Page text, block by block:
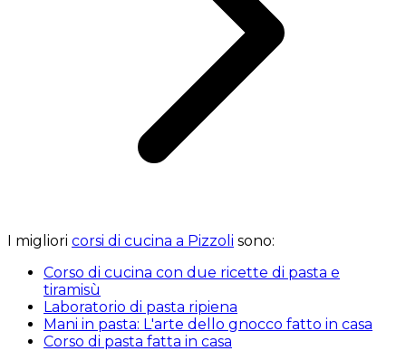
I migliori corsi di cucina a Pizzoli sono:
Corso di cucina con due ricette di pasta e
tiramisù
Laboratorio di pasta ripiena
Mani in pasta: L'arte dello gnocco fatto in casa
Corso di pasta fatta in casa